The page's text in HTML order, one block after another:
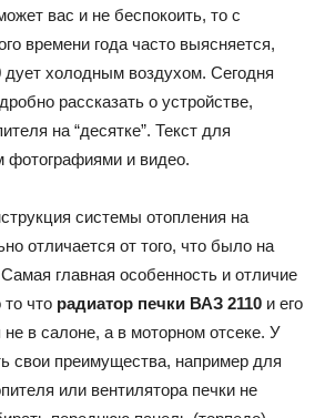
вас и не беспокоить, то с
времени года часто выясняется,
дует холодным воздухом. Сегодня
рассказать о устройстве,
на “десятке”. Текст для
фотографиями и видео.
системы отопления на
отличается от того, что было на
главная особенность и отличие
то что радиатор печки ВАЗ 2110 и его
не в салоне, а в моторном отсеке. У
свои преимущества, например для
или вентилятора печки не